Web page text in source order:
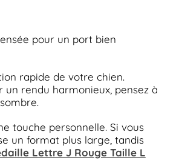
pour un port bien
rapide de votre chien.
rendu harmonieux, pensez à
touche personnelle. Si vous
un format plus large, tandis
Lettre J Rouge Taille L